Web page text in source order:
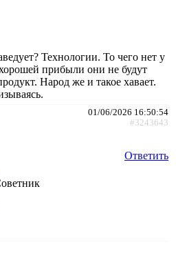
Технологии. То чего нет у
прибыли они не будут
Народ же и такое хавает.
01/06/2026 16:50:54
#3243643
Ответить